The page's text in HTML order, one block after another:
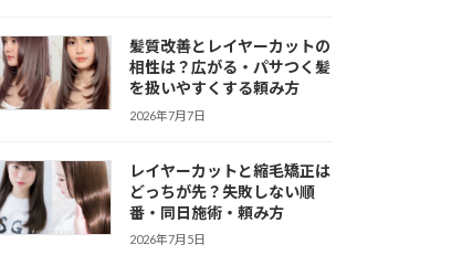
髪質改善とレイヤーカットの
相性は？広がる・パサつく髪
を扱いやすくする頼み方
2026年7月7日
レイヤーカットと縮毛矯正は
どっちが先？失敗しない順
番・同日施術・頼み方
2026年7月5日